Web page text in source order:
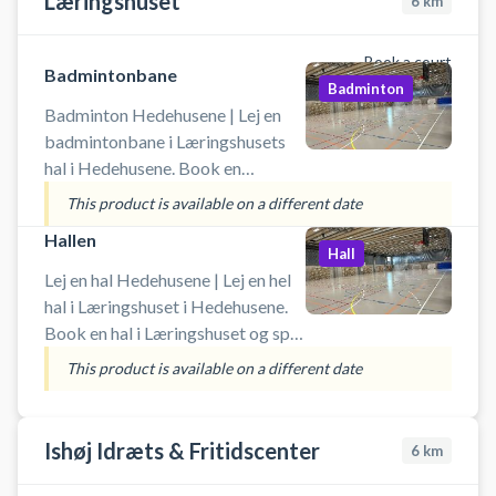
Book a court
Badmintonbane
Badminton Hedehusene | Lej en
badmintonbane i Læringshusets
hal i Hedehusene. Book en
badmintonbane og spil badminton
i Hedehusene. Adgang til skolen
skal foregå via
parkeringskælderen. Indgang sker
via døren bagerst i
parkeringskælderen. Du skal selv
bolde.
Badminton
This product is available on a different date
Hallen
Lej en hal Hedehusene | Lej en hel
hal i Læringshuset i Hedehusene.
Book en hal i Læringshuset og spil
indendørs fodbold i Hedehusene.
Booking af hallen kan bruges til
håndbold, basket og badminton.
Der er net og mål til rådighed. Der
Hall
This product is available on a different date
Ishøj Idræts & Fritidscenter 6 km